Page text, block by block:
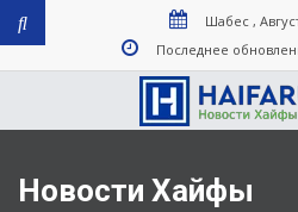
Шабес ,
Последнее
Новости Хайфы